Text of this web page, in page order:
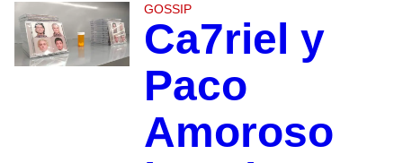
GOSSIP
Ca7riel y
Paco
Amoroso